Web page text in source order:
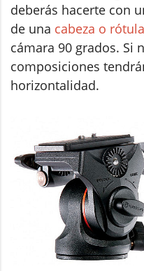
deberás hacerte con
de una cabeza o rótula
cámara 90 grados. Si
composiciones
horizontalidad.